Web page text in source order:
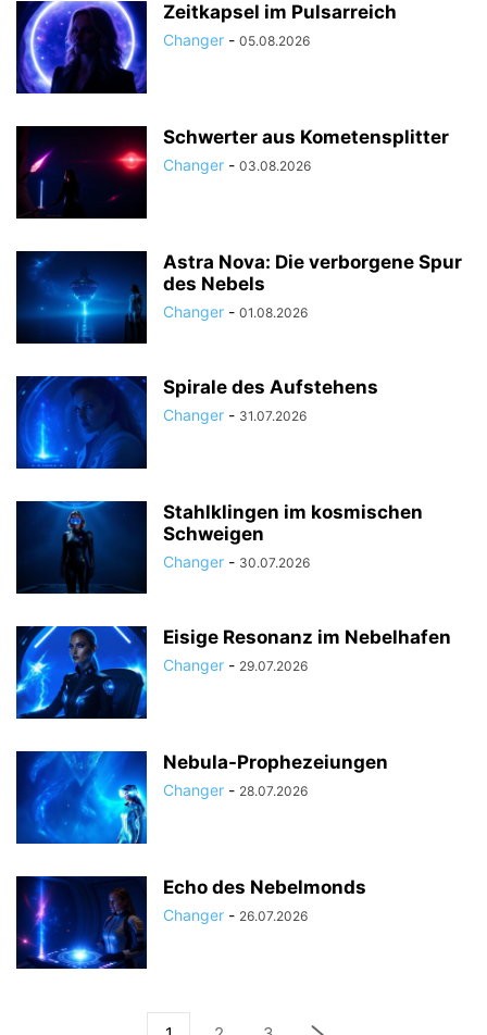
Zeitkapsel im Pulsarreich
Changer - 05.08.2026
Schwerter aus Kometensplitter
Changer - 03.08.2026
Astra Nova: Die verborgene Spur
des Nebels
Changer - 01.08.2026
Spirale des Aufstehens
Changer - 31.07.2026
Stahlklingen im kosmischen
Schweigen
Changer - 30.07.2026
Eisige Resonanz im Nebelhafen
Changer - 29.07.2026
Nebula-Prophezeiungen
Changer - 28.07.2026
Echo des Nebelmonds
Changer - 26.07.2026